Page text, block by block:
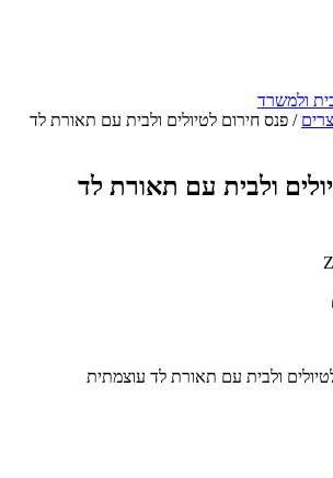
/ פנס חירום לטיולים ולבית עם תאורת לד
ולבית עם תאורת לד
ולבית עם תאורת לד עוצמתית